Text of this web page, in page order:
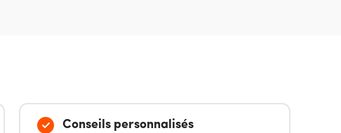
Conseils personnalisés